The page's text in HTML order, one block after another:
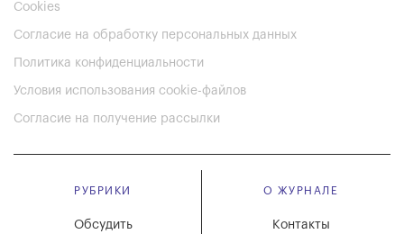
Cookies
Согласие на обработку персональных данных
Политика конфиденциальности
Условия использования cookie-файлов
Согласие на получение рассылки
РУБРИКИ
Обсудить
О ЖУРНАЛЕ
Контакты